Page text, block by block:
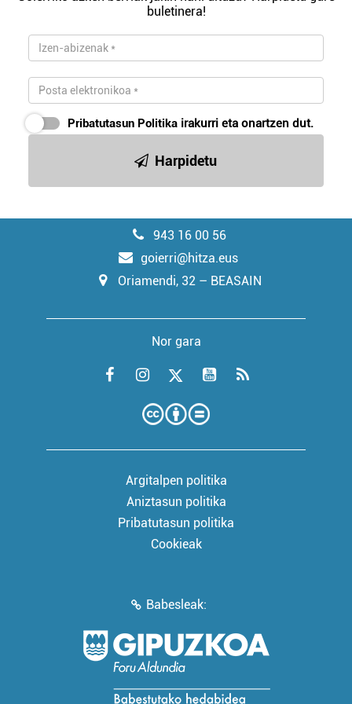
buletinera!
Pribatutasun Politika irakurri eta onartzen dut.
Harpidetu
943 16 00 56
goierri@hitza.eus
Oriamendi, 32 – BEASAIN
Nor gara
Argitalpen politika
Aniztasun politika
Pribatutasun politika
Cookieak
Babesleak: